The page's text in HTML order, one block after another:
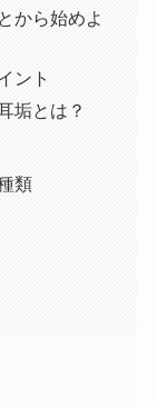
から始めよ
ント
垢とは？
類